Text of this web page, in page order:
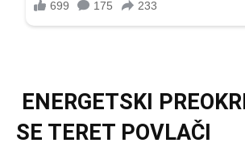
ENERGETSKI
SE TERET POVLAČI